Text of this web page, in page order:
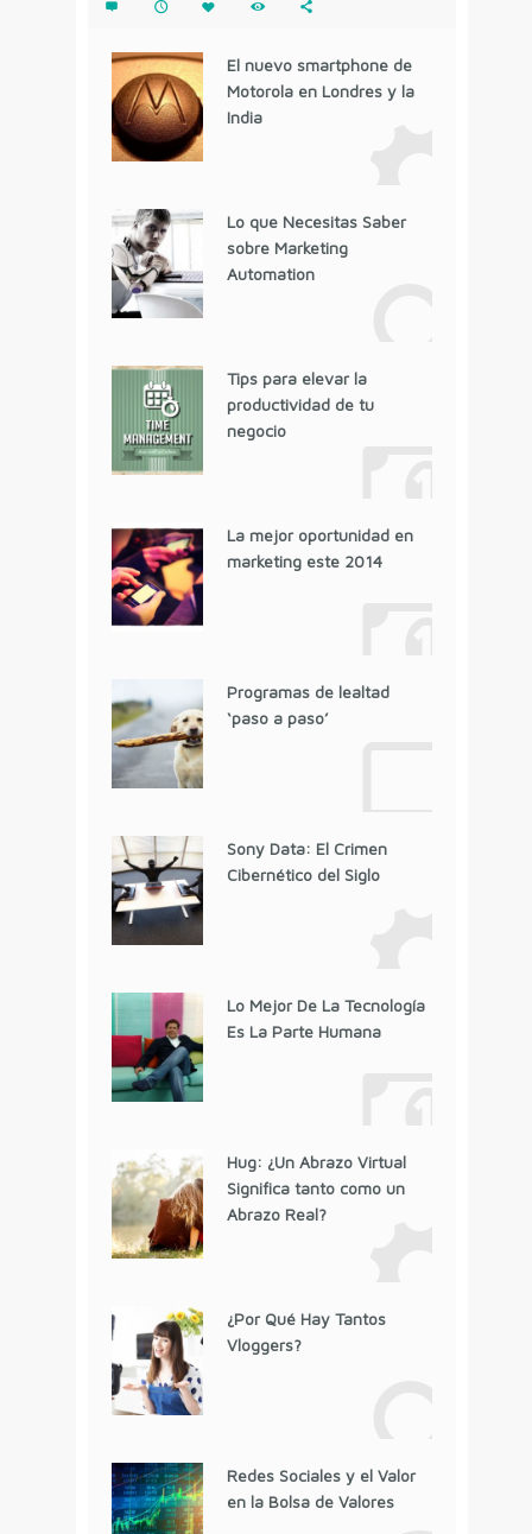
El nuevo smartphone de
Motorola en Londres y la
India
Lo que Necesitas Saber
sobre Marketing
Automation
Tips para elevar la
productividad de tu
negocio
La mejor oportunidad en
marketing este 2014
Programas de lealtad
‘paso a paso’
Sony Data: El Crimen
Cibernético del Siglo
Lo Mejor De La Tecnología
Es La Parte Humana
Hug: ¿Un Abrazo Virtual
Significa tanto como un
Abrazo Real?
¿Por Qué Hay Tantos
Vloggers?
Redes Sociales y el Valor
en la Bolsa de Valores